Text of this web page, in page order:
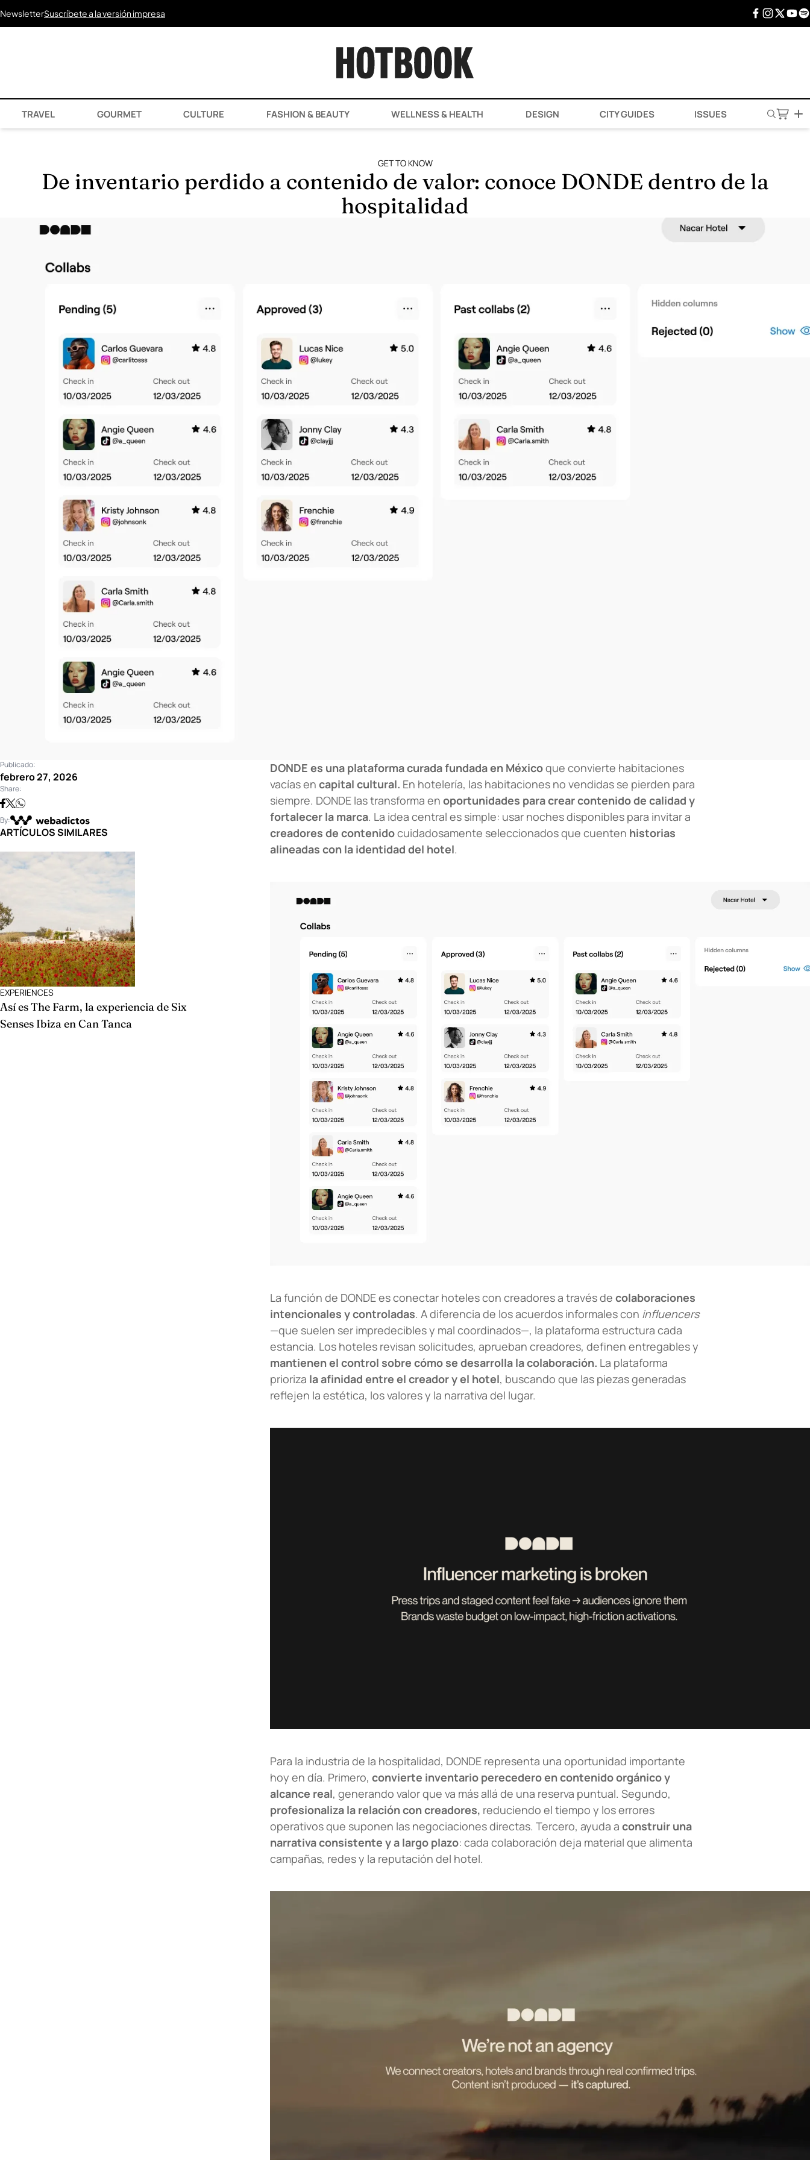
NewsletterSuscríbete a la versión impresa
TRAVEL GOURMET CULTURE FASHION & BEAUTY WELLNESS & HEALTH DESIGN CITY GUIDES ISSUES
GET TO KNOW
De inventario perdido a contenido de valor: conoce DONDE dentro de la
hospitalidad
DONDE es una plataforma curada fundada en Méxicoque convierte habitaciones
vacías en capital cultural. En hotelería, las habitaciones no vendidas se pierden para
siempre. DONDE las transforma en oportunidades para crear contenido de calidad y
fortalecer la marca. La idea central es simple: usar noches disponibles para invitar a
creadores de contenidocuidadosamente seleccionados que cuenten historias
alineadas con la identidad del hotel.
La función de DONDE es conectar hoteles con creadores a través de colaboraciones
intencionales y controladas. A diferencia de los acuerdos informales con influencers
—que suelen ser impredecibles y mal coordinados—, la plataforma estructura cada
estancia. Los hoteles revisan solicitudes, aprueban creadores, definen entregables y
mantienen el control sobre cómo se desarrolla la colaboración. La plataforma
prioriza la afinidad entre el creador y el hotel, buscando que las piezas generadas
reflejen la estética, los valores y la narrativa del lugar.
Para la industria de la hospitalidad, DONDE representa una oportunidad importante
hoy en día. Primero, convierte inventario perecedero en contenido orgánico y
alcance real, generando valor que va más allá de una reserva puntual. Segundo,
profesionaliza la relación con creadores, reduciendo el tiempo y los errores
operativos que suponen las negociaciones directas. Tercero, ayuda a construir una
narrativa consistente y a largo plazo: cada colaboración deja material que alimenta
campañas, redes y la reputación del hotel.
Publicado:
febrero 27, 2026
Share:
By:
ARTÍCULOS SIMILARES
EXPERIENCES
Así es The Farm, la experiencia de Six
Senses Ibiza en Can Tanca